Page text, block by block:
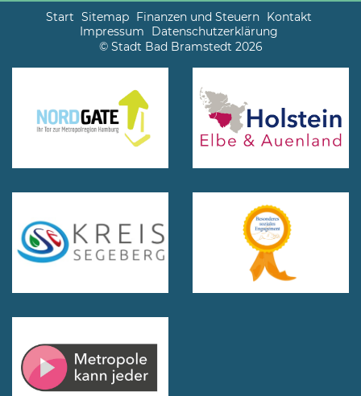
Start Sitemap Finanzen und Steuern Kontakt
Impressum
Datenschutzerklärung
© Stadt Bad Bramstedt 2026